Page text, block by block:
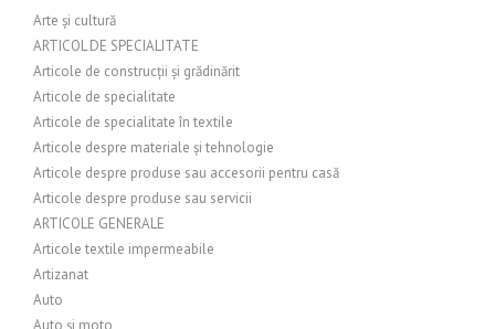
Arte și cultură
ARTICOL DE SPECIALITATE
Articole de construcții și grădinărit
Articole de specialitate
Articole de specialitate în textile
Articole despre materiale și tehnologie
Articole despre produse sau accesorii pentru casă
Articole despre produse sau servicii
ARTICOLE GENERALE
Articole textile impermeabile
Artizanat
Auto
Auto și moto